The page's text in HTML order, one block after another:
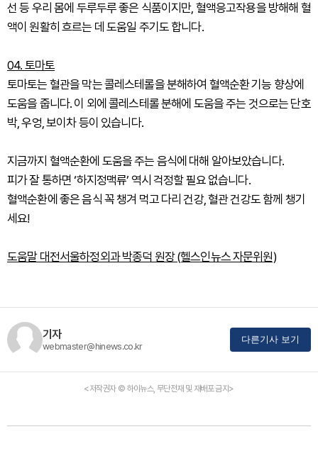
선 등 우리 몸에 두루두루 좋은 식품이지만, 혈액응고작용을 방해해 혈
액이 원활히 흐르는 데 도움일 주기도 합니다.
04. 토마토
토마토는 혈관을 막는 콜레스테롤을 분해하여 혈액순환 기능 향상에
도움을 줍니다. 이 외에 콜레스테롤 분해에 도움을 주는 것으로는 단호
박, 우엉, 보이차 등이 있습니다.
지금까지 혈액순환에 도움을 주는 음식에 대해 알아보았습니다.
피가 잘 통하면 ‘하지정맥류’ 역시 걱정할 필요 없습니다.
혈액순환에 좋은 음식 꼭 챙겨 먹고 다리 건강, 혈관 건강도 함께 챙기
세요!
도움말 대전서울하정외과 박종덕 원장 (헬스인뉴스 자문위원)
기자
webmaster@hinews.co.kr
다른기사 보기
<저작권자 © 하이뉴스, 무단전재 및 재배포 금지>